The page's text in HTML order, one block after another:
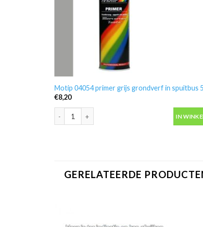
Motip 04054 primer grijs grondverf in spuitbus
€8,20
IN
GERELATEERDE